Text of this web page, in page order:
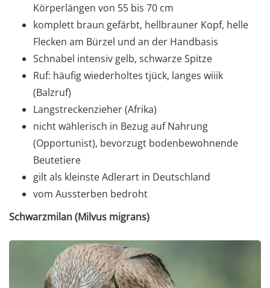
Körperlängen von 55 bis 70 cm
komplett braun gefärbt, hellbrauner Kopf, helle
Flecken am Bürzel und an der Handbasis
Schnabel intensiv gelb, schwarze Spitze
Ruf: häufig wiederholtes tjück, langes wiiik
(Balzruf)
Langstreckenzieher (Afrika)
nicht wählerisch in Bezug auf Nahrung
(Opportunist), bevorzugt bodenbewohnende
Beutetiere
gilt als kleinste Adlerart in Deutschland
vom Aussterben bedroht
Schwarzmilan (Milvus migrans)